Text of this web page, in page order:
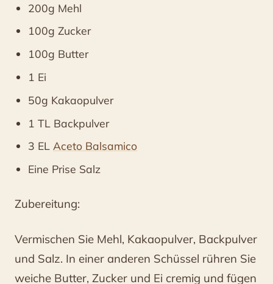
200g Mehl
100g Zucker
100g Butter
1 Ei
50g Kakaopulver
1 TL Backpulver
3 EL Aceto Balsamico
Eine Prise Salz
Zubereitung:
Vermischen Sie Mehl, Kakaopulver, Backpulver
und Salz. In einer anderen Schüssel rühren Sie
weiche Butter, Zucker und Ei cremig und fügen